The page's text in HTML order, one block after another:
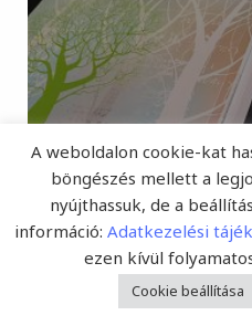
A Fejlesztő
évfolyamának
összevont
(Fejlesztő Pedagógia
A weboldalon cookie-kat
böngészés mellett a
nyújthassuk, de a
információ: Adatkezelési
ezen kívül
Cookie beállítása